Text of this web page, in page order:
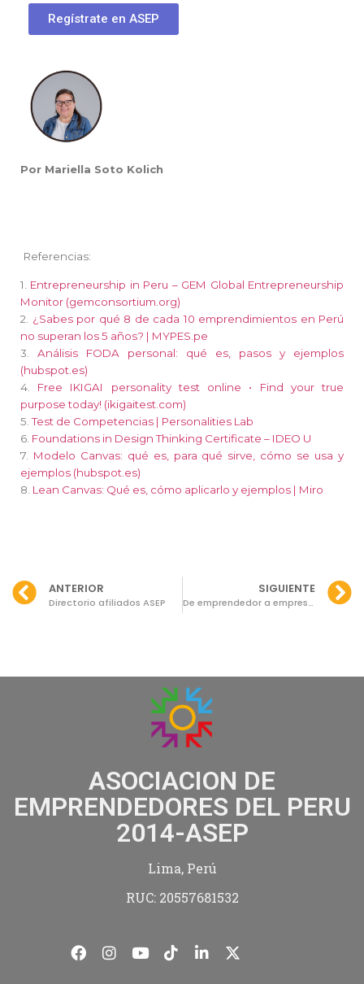
Regístrate en ASEP
Por Mariella Soto Kolich
Referencias:
1. Entrepreneurship in Peru – GEM Global Entrepreneurship
Monitor (gemconsortium.org)
2. ¿Sabes por qué 8 de cada 10 emprendimientos en Perú
no superan los 5 años? | MYPES.pe
3. Análisis FODA personal: qué es, pasos y ejemplos
(hubspot.es)
4. Free IKIGAI personality test online • Find your true
purpose today! (ikigaitest.com)
5.Test de Competencias | Personalities Lab
6. Foundations in Design Thinking Certificate – IDEO U
7. Modelo Canvas: qué es, para qué sirve, cómo se usa y
ejemplos (hubspot.es)
8. Lean Canvas: Qué es, cómo aplicarlo y ejemplos | Miro
ANTERIOR
Directorio afiliados ASEP
SIGUIENTE
De emprendedor a empresario: Habilidades para lograr el éxito en el mundo de los negocios
ASOCIACION DE
EMPRENDEDORES DEL PERU
2014-ASEP
Lima, Perú
RUC: 20557681532